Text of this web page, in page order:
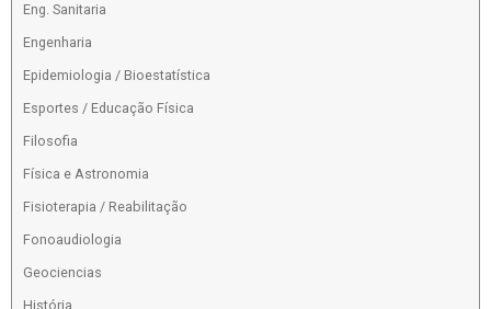
Eng. Sanitaria
Engenharia
Epidemiologia / Bioestatística
Esportes / Educação Física
Filosofia
Física e Astronomia
Fisioterapia / Reabilitação
Fonoaudiologia
Geociencias
História